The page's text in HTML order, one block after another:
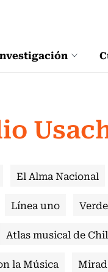
El Alma Nacional
Línea uno
Atlas musical de
la Música